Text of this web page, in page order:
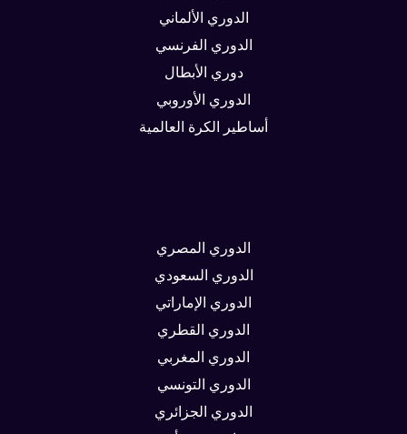
الدوري الألماني
الدوري الفرنسي
دوري الأبطال
الدوري الأوروبي
أساطير الكرة العالمية
الدوري المصري
الدوري السعودي
الدوري الإماراتي
الدوري القطري
الدوري المغربي
الدوري التونسي
الدوري الجزائري